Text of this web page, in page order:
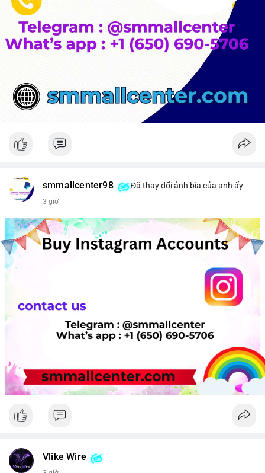
smmallcenter98 Đã thay đổi ảnh bìa của anh ấy
3 giờ
Vlike Wire